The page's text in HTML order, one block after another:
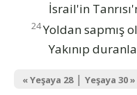
İsrail'in
24Yoldan sapmış
Yakınıp
« Yeşaya 28| Yeşaya 30 »